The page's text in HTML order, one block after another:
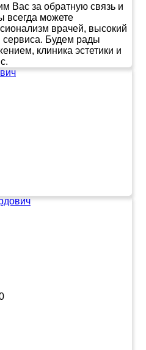
Вас за обратную связь и
всегда можете
врачей, высокий
сервиса. Будем рады
клиника эстетики и